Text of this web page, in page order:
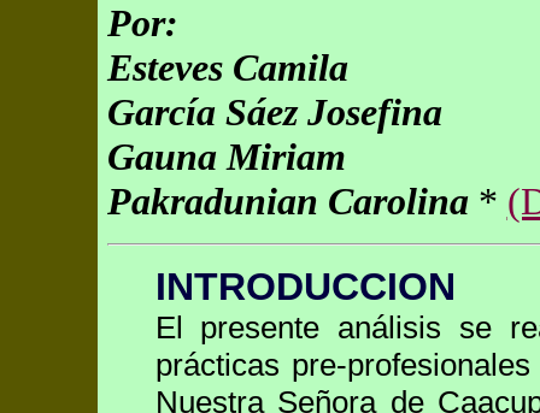
Por:
Esteves Camila
García Sáez Josefina
Gauna Miriam
Pakradunian Carolina*
INTRODUCCION
El presente análisis se
prácticas pre-
Nuestra Señora de